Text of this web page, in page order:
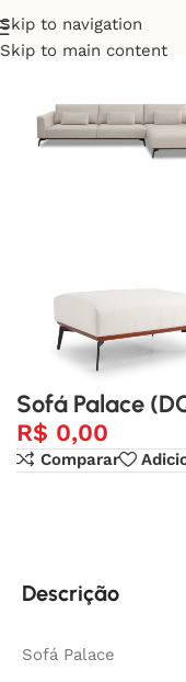
Skip to navigation
Skip to main content
Início Sofá
Sofá Palace
R$ 0,00
Comparar
Descrição
Sofá Palace